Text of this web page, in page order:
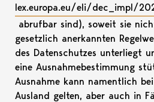
lex.europa.eu/eli/dec_impl/
abrufbar sind), soweit sie
gesetzlich anerkannten
des Datenschutzes unterliegt
eine Ausnahmebestimmung
Ausnahme kann namentlich
Ausland gelten, aber auch in